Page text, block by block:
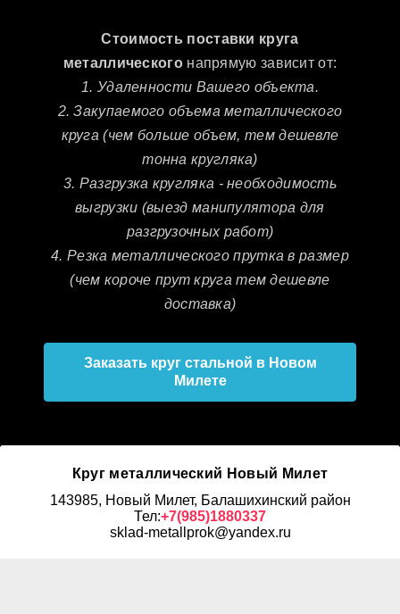
Стоимость поставки круга
металлического напрямую зависит от:
1. Удаленности Вашего объекта.
2. Закупаемого объема металлического
круга (чем больше объем, тем дешевле
тонна кругляка)
3. Разгрузка кругляка - необходимость
выгрузки (выезд манипулятора для
разгрузочных работ)
4. Резка металлического прутка в размер
(чем короче прут круга тем дешевле
доставка)
Заказать круг стальной в Новом
Милете
Круг металлический Новый Милет
143985, Новый Милет, Балашихинский район
Тел:+7(985)1880337
sklad-metallprok@yandex.ru